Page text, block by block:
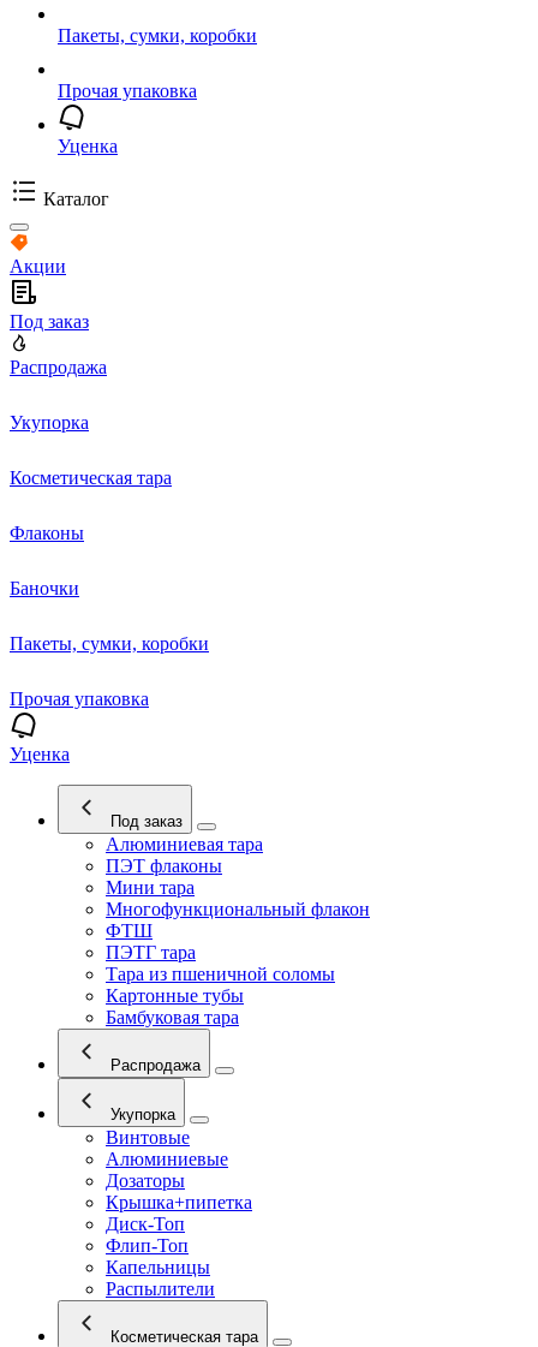
Пакеты, сумки, коробки
Прочая упаковка
Уценка
Каталог
Акции
Под заказ
Распродажа
Укупорка
Косметическая тара
Флаконы
Баночки
Пакеты, сумки, коробки
Прочая упаковка
Уценка
Под заказ
Алюминиевая тара
ПЭТ флаконы
Мини тара
Многофункциональный флакон
ФТШ
ПЭТГ тара
Тара из пшеничной соломы
Картонные тубы
Бамбуковая тара
Распродажа
Укупорка
Винтовые
Алюминиевые
Дозаторы
Крышка+пипетка
Диск-Топ
Флип-Топ
Капельницы
Распылители
Косметическая тара